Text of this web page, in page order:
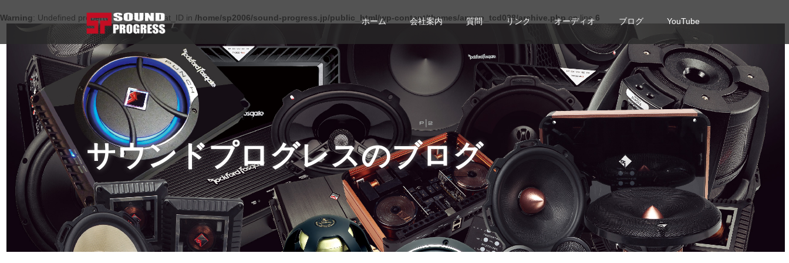
ホーム 会社案内 質問 リンク オーディオ ブログ YouTube
Warning: Undefined property: WP_Error::$cat_ID in /home/sp2006/sound-progress.jp/public_html/wp-content/themes/amore_tcd028/archive.php on line6
サウンドプログレスのブログ